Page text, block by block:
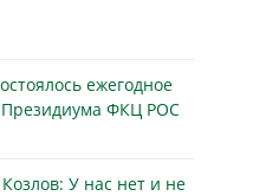
ежегодное
Президиума ФКЦ РОС
У нас нет и не